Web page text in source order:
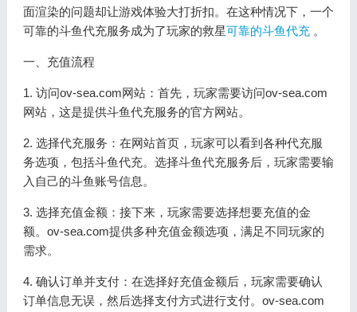
面渲染的问题却让游戏体验大打折扣。在这种情况下，一个
可靠的斗鱼代充服务成为了玩家的救星可靠的斗鱼代充。
一、充值流程
1. 访问ov-sea.com网站：首先，玩家需要访问ov-sea.com
网站，这是提供斗鱼代充服务的官方网站。
2. 选择代充服务：在网站首页，玩家可以看到各种代充服
务选项，包括斗鱼代充。选择斗鱼代充服务后，玩家需要输
入自己的斗鱼账号信息。
3. 选择充值金额：接下来，玩家需要选择想要充值的金
额。ov-sea.com提供多种充值金额选项，满足不同玩家的
需求。
4. 确认订单并支付：在选择好充值金额后，玩家需要确认
订单信息无误，然后选择支付方式进行支付。ov-sea.com